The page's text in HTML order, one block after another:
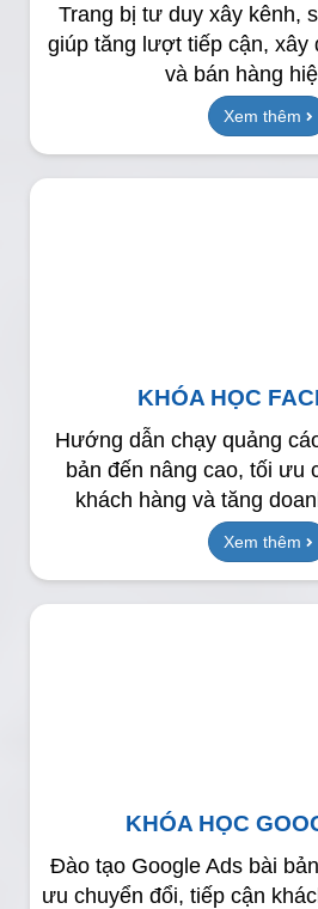
Trang bị tư duy xây kênh,
giúp tăng lượt tiếp cận,
và bán hàng
Xem thêm
KHÓA HỌC
Hướng dẫn chạy quảng
bản đến nâng cao, tối ưu
khách hàng và tăng
Xem thêm
KHÓA HỌC
Đào tạo Google Ads bài
ưu chuyển đổi, tiếp cận